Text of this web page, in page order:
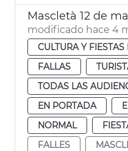
Mascletà 12 de
modificado hace 4
CULTURA Y
FALLAS
TODAS LAS
EN PORTADA
NORMAL
FALLES